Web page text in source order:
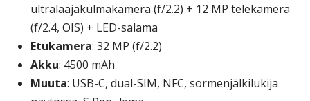
ultralaajakulmakamera (f/2.2) + 12 MP telekamera
(f/2.4, OIS) + LED-salama
Etukamera: 32 MP (f/2.2)
Akku: 4500 mAh
Muuta: USB-C, dual-SIM, NFC, sormenjälkilukija